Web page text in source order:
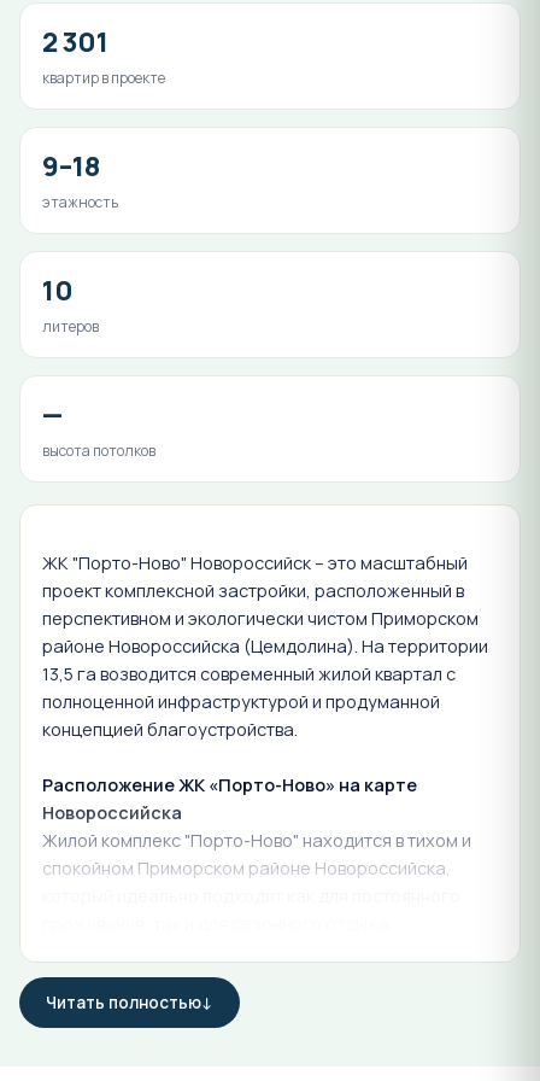
2 301
квартир в проекте
9–18
этажность
10
литеров
—
высота потолков
ЖК "Порто-Ново" Новороссийск – это масштабный
проект комплексной застройки, расположенный в
перспективном и экологически чистом Приморском
районе Новороссийска (Цемдолина). На территории
13,5 га возводится современный жилой квартал с
полноценной инфраструктурой и продуманной
концепцией благоустройства.
Расположение ЖК «Порто-Ново» на карте
Новороссийска
Жилой комплекс "Порто-Ново" находится в тихом и
спокойном Приморском районе Новороссийска,
18 минут на автомобиле до центра
Новороссийска
27 минут до живописного озера Абрау-Дюрсо
Читать полностью